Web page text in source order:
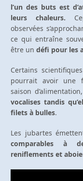
l’un des buts est
leurs chaleurs.
observées
ce qui entraîne
être undéfi pour les
Certains
pourrait avoir une
saison
vocalises tandis
filets à bulles.
Les jubartes
comparables à
reniflements et